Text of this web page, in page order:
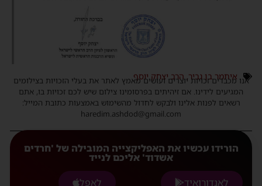
איתמר בן גביר,הרב יצחק יוסף
אנו מכבדים זכויות יוצרים ועושים מאמץ לאתר את בעלי הזכויות בצילומים
המגיעים לידינו. אם זיהיתים בפרסומינו צילום שיש לכם זכויות בו, אתם
רשאים לפנות אלינו ולבקש לחדול מהשימוש באמצעות כתובת המייל:
haredim.ashdod@gmail.com
הורידו עכשיו את האפליקצייה המובילה של 'חרדים
אשדוד' אליכם לנייד
לאנדורואיד
לאפל